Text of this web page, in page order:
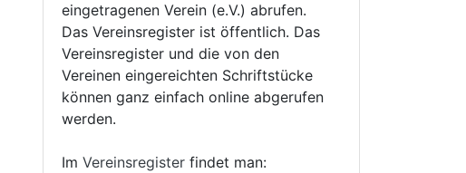
eingetragenen Verein (e.V.) abrufen.
Das Vereinsregister ist öffentlich. Das
Vereinsregister und die von den
Vereinen eingereichten Schriftstücke
können ganz einfach online abgerufen
werden.
Im Vereinsregister findet man: